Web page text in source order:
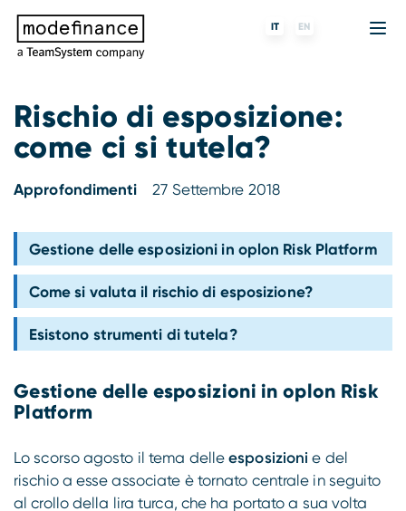
IT EN
Rischio di esposizione:
come ci si tutela?
Approfondimenti 27 Settembre 2018
Gestione delle esposizioni in oplon Risk Platform
Come si valuta il rischio di esposizione?
Esistono strumenti di tutela?
Gestione delle esposizioni in oplon Risk
Platform
Lo scorso agosto il tema delleesposizioni e del
rischio a esse associate è tornato centrale in seguito
al crollo della lira turca, che ha portato a sua volta
Agenzia di Rating
Rating ESG
Tigran
s-peek
MORE
ForST
Data Science
API & Plug-N-Play
Fintech
Banche e finanziarie
SGR e fondi
Imprese
Chi siamo
Partner e clienti
Blog
Press center
Compliance